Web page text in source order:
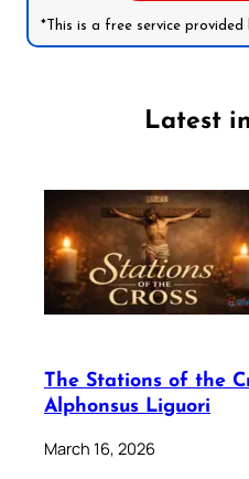
*This is a free service provided
Latest
The Stations of the
Alphonsus Liguori
March 16, 2026